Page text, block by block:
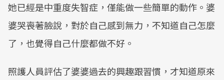
她已經是中重度失智症，僅能做一些簡單的動作。婆
婆哭喪著臉說，對於自己感到無力，不知道自己怎麼
了，也覺得自己什麼都做不好。
照護人員評估了婆婆過去的興趣跟習慣，才知道原來